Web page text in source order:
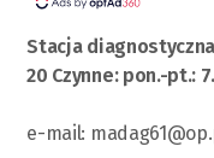
Stacja
20 Czynne: pon.-pt.:
e-mail: